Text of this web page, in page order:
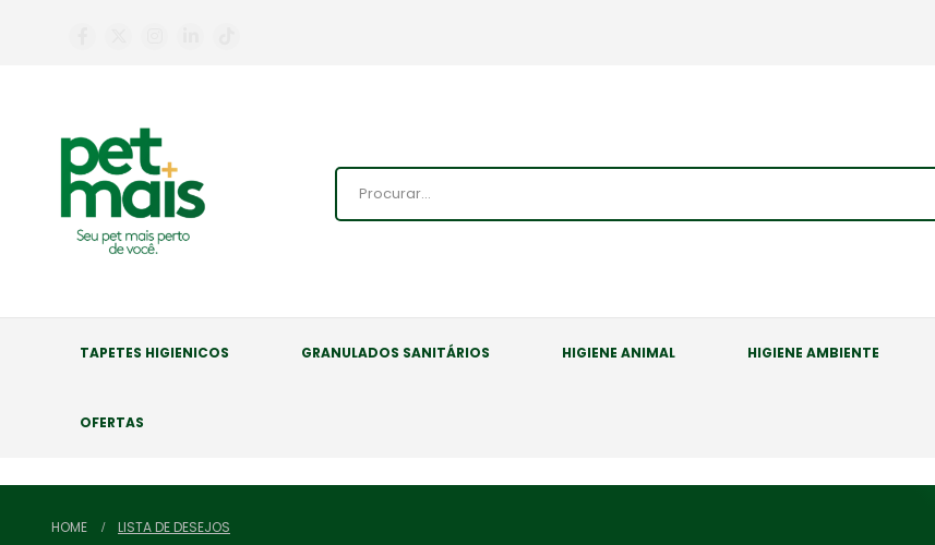
TAPETES HIGIENICOS GRANULADOS SANITÁRIOS HIGIENE ANIMAL HIGIENE AMBIENTE
OFERTAS
HOME LISTA DE DESEJOS